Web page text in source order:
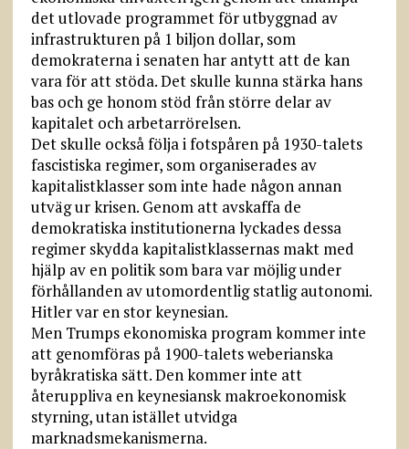
det utlovade programmet för utbyggnad av
infrastrukturen på 1 biljon dollar, som
demokraterna i senaten har antytt att de kan
vara för att stöda. Det skulle kunna stärka hans
bas och ge honom stöd från större delar av
kapitalet och arbetarrörelsen.
Det skulle också följa i fotspåren på 1930-talets
fascistiska regimer, som organiserades av
kapitalistklasser som inte hade någon annan
utväg ur krisen. Genom att avskaffa de
demokratiska institutionerna lyckades dessa
regimer skydda kapitalistklassernas makt med
hjälp av en politik som bara var möjlig under
förhållanden av utomordentlig statlig autonomi.
Hitler var en stor keynesian.
Men Trumps ekonomiska program kommer inte
att genomföras på 1900-talets weberianska
byråkratiska sätt. Den kommer inte att
återuppliva en keynesiansk makroekonomisk
styrning, utan istället utvidga
marknadsmekanismerna.